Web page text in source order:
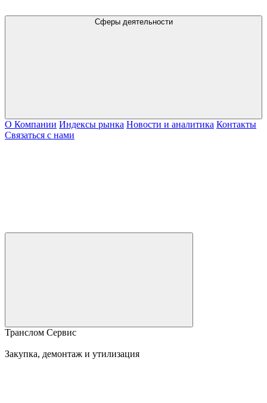
Сферы деятельности
О Компании Индексы рынка Новости и аналитика Контакты
Связаться с нами
Транслом Сервис
Закупка, демонтаж и утилизация